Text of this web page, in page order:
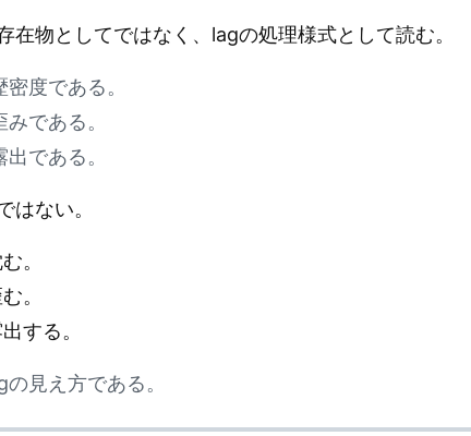
在物としてではなく、lagの処理様式として読む。
度である。
である。
である。
はない。
。
。
する。
見え方である。